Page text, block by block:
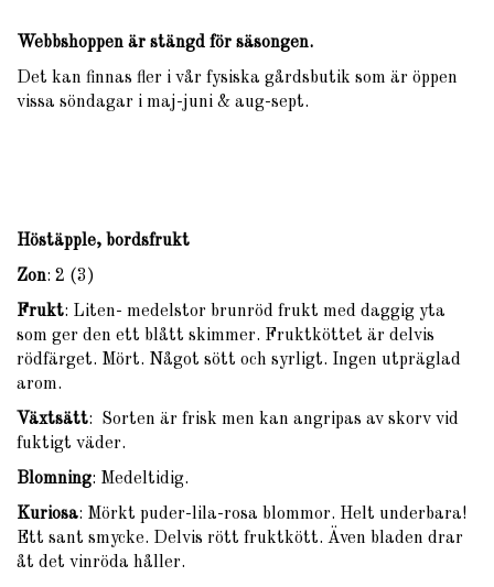
Webbshoppen är stängd för säsongen.
Det kan finnas fler i vår fysiska gårdsbutik som är öppen
vissa söndagar i maj-juni & aug-sept.
Höstäpple, bordsfrukt
Zon: 2 (3)
Frukt: Liten- medelstor brunröd frukt med daggig yta
som ger den ett blått skimmer. Fruktköttet är delvis
rödfärget. Mört. Något sött och syrligt. Ingen utpräglad
arom.
Växtsätt: Sorten är frisk men kan angripas av skorv vid
fuktigt väder.
Blomning: Medeltidig.
Kuriosa: Mörkt puder-lila-rosa blommor. Helt underbara!
Ett sant smycke. Delvis rött fruktkött. Även bladen drar
åt det vinröda håller.